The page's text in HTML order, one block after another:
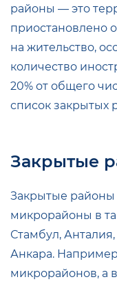
районы — это
приостановлено
на жительство,
количество
20% от общего
список закрытых
Закрытые
Закрытые районы
микрорайоны в
Стамбул,
Анкара.
микрорайонов, а